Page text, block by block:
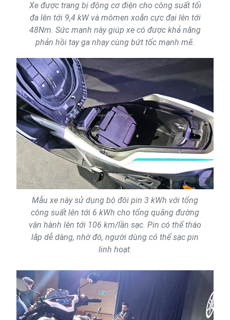
Xe được trang bị động cơ điện cho công suất tối
đa lên tới 9,4 kW và mômen xoắn cực đại lên tới
48Nm. Sức mạnh này giúp xe có được khả năng
phản hồi tay ga nhạy cùng bứt tốc mạnh mẽ.
Mẫu xe này sử dụng bộ đôi pin 3 kWh với tổng
công suất lên tới 6 kWh cho tổng quãng đường
vận hành lên tới 106 km/lần sạc. Pin có thể tháo
lắp dễ dàng, nhờ đó, người dùng có thể sạc pin
linh hoạt.